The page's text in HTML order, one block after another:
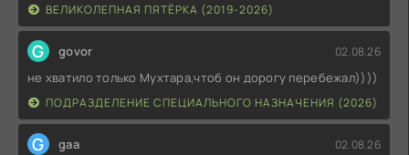
ВЕЛИКОЛЕПНАЯ ПЯТЁРКА (2019-2026)
G govor 02.08.26
не хватило только Мухтара,чтоб он дорогу перебежал))))
ПОДРАЗДЕЛЕНИЕ СПЕЦИАЛЬНОГО НАЗНАЧЕНИЯ (2026)
G gaa 02.08.26